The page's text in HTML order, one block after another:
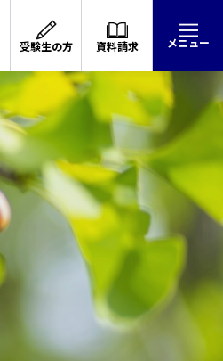
受験生の方 資料請求 メニュー